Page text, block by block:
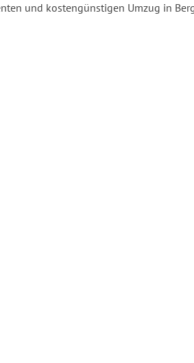
und kostengünstigen Umzug in